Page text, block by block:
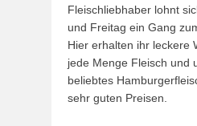
Fleischliebhaber lohnt
und Freitag ein Gang
Hier erhalten ihr leckere
jede Menge Fleisch und
beliebtes
sehr guten Preisen.